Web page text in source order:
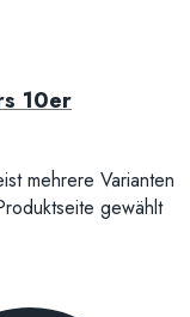
10er
mehrere Varianten
gewählt